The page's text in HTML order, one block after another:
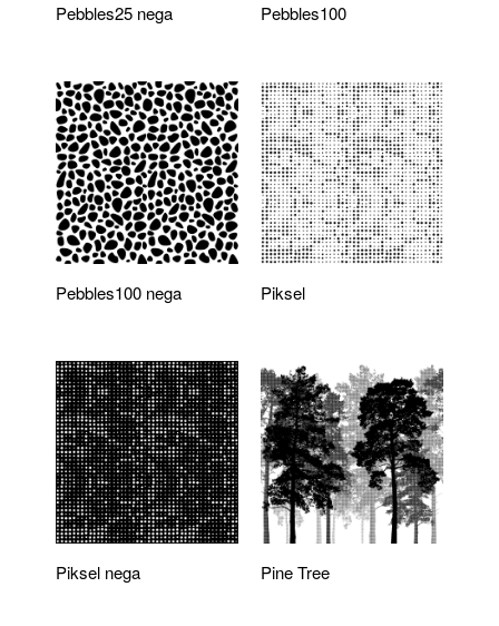
Pebbles25 nega Pebbles100
Pebbles100 nega Piksel
Piksel nega Pine Tree